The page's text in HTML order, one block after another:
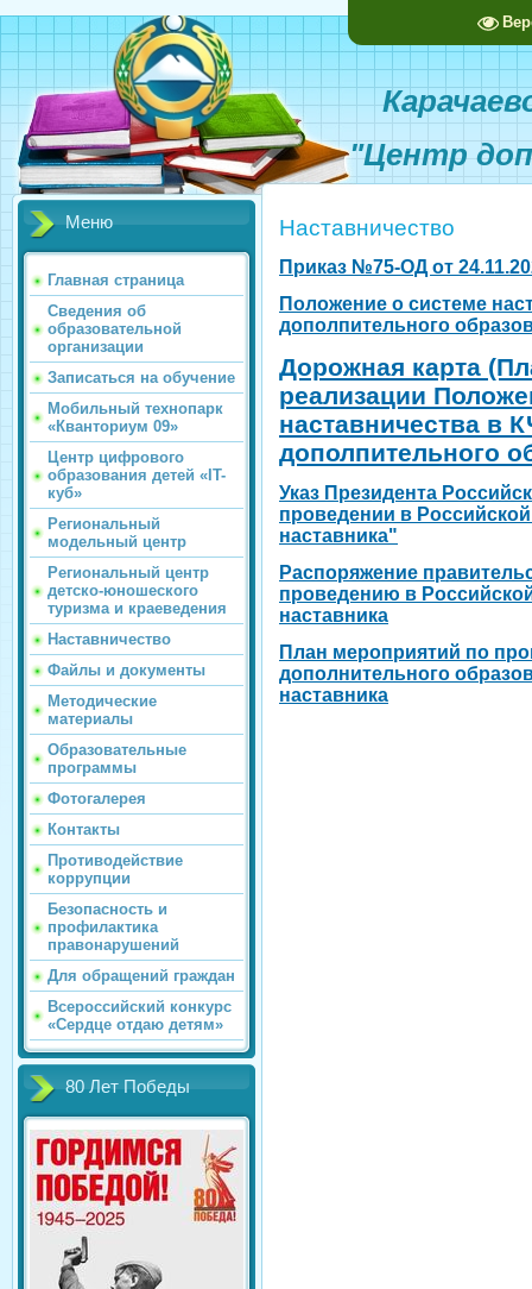
"Центр
Меню
Главная страница
Сведения об
образовательной
организации
Записаться на обучение
Мобильный технопарк
«Кванториум 09»
Центр цифрового
образования детей «IT-
куб»
Региональный
модельный центр
Региональный центр
детско-юношеского
туризма и краеведения
Наставничество
Файлы и документы
Методические
материалы
Образовательные
программы
Фотогалерея
Контакты
Противодействие
коррупции
Безопасность и
профилактика
правонарушений
Для обращений граждан
Всероссийский конкурс
«Сердце отдаю детям»
80 Лет Победы
Наставничество
Приказ №75-ОД от
Положение о системе
дополпительного
Дорожная карта
реализации
наставничества в
дополпительного
Указ Президента
проведении в
наставника"
Распоряжение
проведению в
наставника
План мероприятий по
дополнительного
наставника